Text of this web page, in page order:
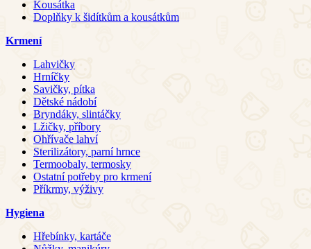
Kousátka
Doplňky k šidítkům a kousátkům
Krmení
Lahvičky
Hrníčky
Savičky, pítka
Dětské nádobí
Bryndáky, slintáčky
Lžičky, příbory
Ohřívače lahví
Sterilizátory, parní hrnce
Termoobaly, termosky
Ostatní potřeby pro krmení
Příkrmy, výživy
Hygiena
Hřebínky, kartáče